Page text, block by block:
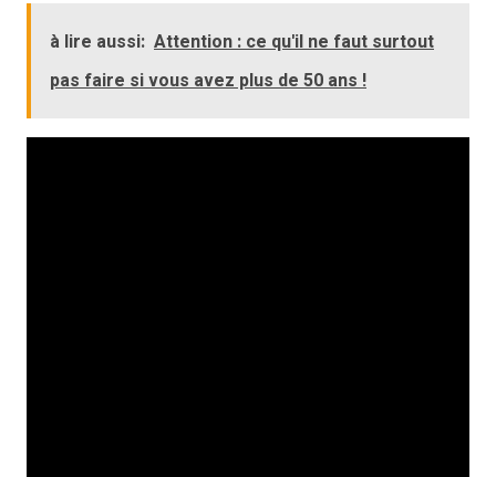
à lire aussi: Attention : ce qu'il ne faut surtout
pas faire si vous avez plus de 50 ans !